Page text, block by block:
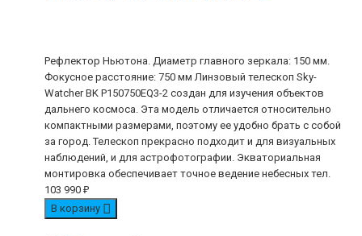
Рефлектор Ньютона. Диаметр главного зеркала: 150 мм.
Фокусное расстояние: 750 мм Линзовый телескоп Sky-
Watcher BK P150750EQ3-2 создан для изучения объектов
дальнего космоса. Эта модель отличается относительно
компактными размерами, поэтому ее удобно брать с собой
за город. Телескоп прекрасно подходит и для визуальных
наблюдений, и для астрофотографии. Экваториальная
монтировка обеспечивает точное ведение небесных тел.
103 990 ₽
В корзину